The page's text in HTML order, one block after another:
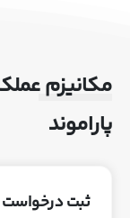
مکانیزم
پاراموند
ثبت